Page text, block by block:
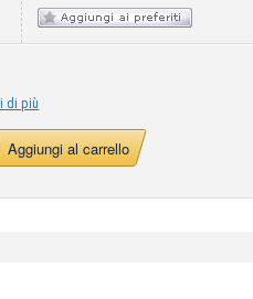
di più
Aggiungi al carrello